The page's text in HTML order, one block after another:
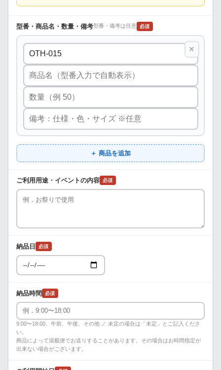
型番・商品名・数量・備考型番・備考は任意 必須
×
＋ 商品を追加
ご利用用途・イベントの内容 必須
納品日 必須
納品時間 必須
9:00〜18:00、午前、午後、その他 ／ 未定の場合は「未定」とご記入くださ
い。
商品によって混載便でお送りすることがあります。その場合はお時間指定が
出来ない場合がございます。